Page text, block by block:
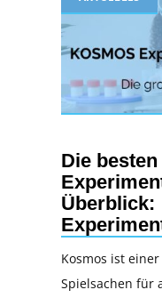
Die
Überblick:
Kosmos ist
Spielsachen für